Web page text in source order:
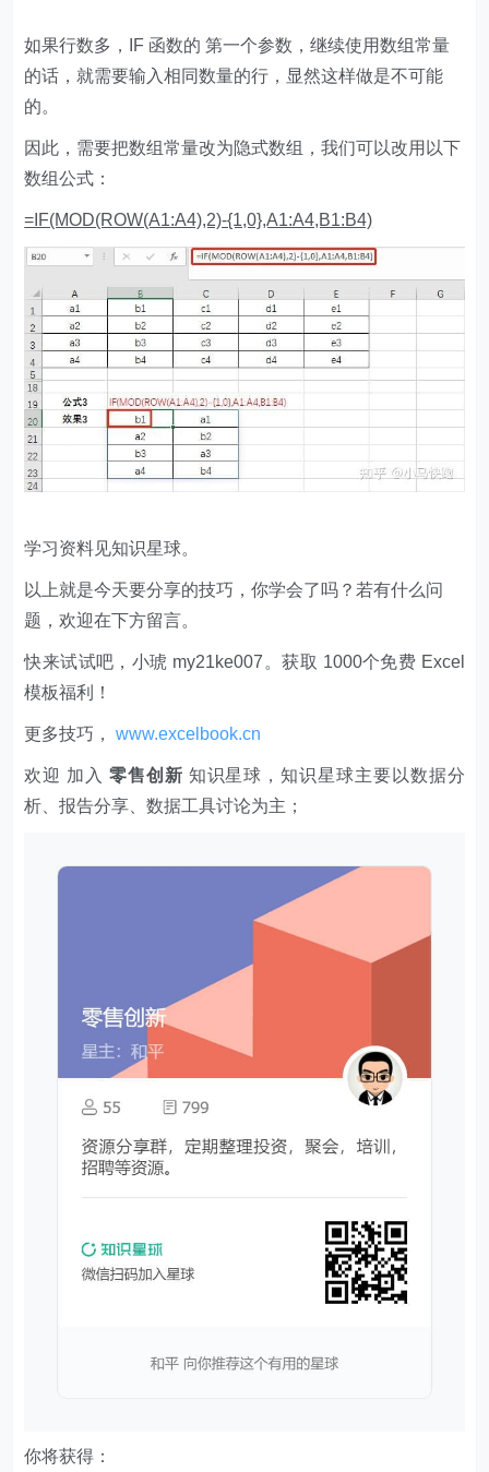
如果行数多，IF 函数的 第一个参数，继续使用数组常量
的话，就需要输入相同数量的行，显然这样做是不可能
的。
因此，需要把数组常量改为隐式数组，我们可以改用以下
数组公式：
=IF(MOD(ROW(A1:A4),2)-{1,0},A1:A4,B1:B4)
学习资料见知识星球。
以上就是今天要分享的技巧，你学会了吗？若有什么问
题，欢迎在下方留言。
快来试试吧，小琥 my21ke007。获取 1000个免费 Excel
模板福利​​​​！
更多技巧，www.excelbook.cn
欢迎 加入 零售创新 知识星球，知识星球主要以数据分
析、报告分享、数据工具讨论为主；
你将获得：